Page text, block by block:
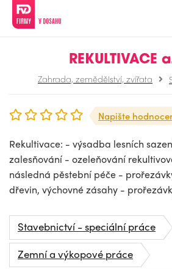
REKULTIVACE
Zahrada, zemědělství, zvířata
Napište
Rekultivace: - výsadba lesních
zalesňování - ozeleňování
následná pěstební péče -
dřevin, výchovné zásahy -
Stavebnictví - speciální práce
Zemní a výkopové práce